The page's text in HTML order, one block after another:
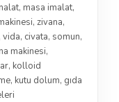
, masa imalat,
, zivana,
vida, civata, somun,
makinesi,
, kolloid
, kutu dolum, gıda